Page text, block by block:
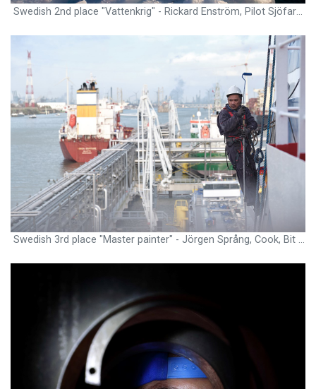
Swedish 2nd place "Vattenkrig" - Rickard Enström, Pilot Sjöfartsverket and Master on Kinfish
Swedish 3rd place "Master painter" - Jörgen Språng, Cook, Bit Viking